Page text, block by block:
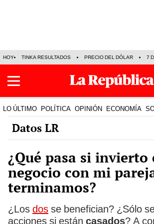
HOY TINKA RESULTADOS PRECIO DEL DÓLAR 7
LO ÚLTIMO POLÍTICA OPINIÓN ECONOMÍA
Datos LR
¿Qué pasa si invierto
negocio con mi
terminamos?
¿Los dos se benefician? ¿Sólo
acciones si están casados? A